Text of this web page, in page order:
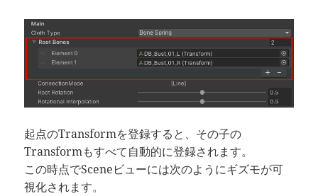
起点のTransformを登録すると、その子の
Transformもすべて自動的に登録されます。
この時点でSceneビューには次のようにギズモが可
視化されます。